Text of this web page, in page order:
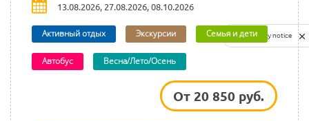
13.08.2026, 27.08.2026, 08.10.2026
Активный отдых Экскурсии Семья и дети
Автобус Весна/Лето/Осень
От 20 850 руб.
Privacy notice